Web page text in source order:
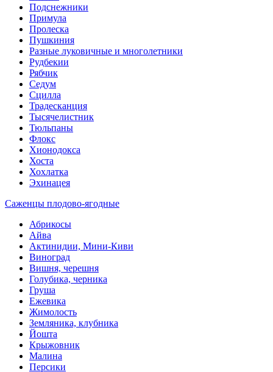
Подснежники
Примула
Пролеска
Пушкиния
Разные луковичные и многолетники
Рудбекии
Рябчик
Седум
Сцилла
Традесканция
Тысячелистник
Тюльпаны
Флокс
Хионодокса
Хоста
Хохлатка
Эхинацея
Саженцы плодово-ягодные
Абрикосы
Айва
Актинидии, Мини-Киви
Виноград
Вишня, черешня
Голубика, черника
Груша
Ежевика
Жимолость
Земляника, клубника
Йошта
Крыжовник
Малина
Персики